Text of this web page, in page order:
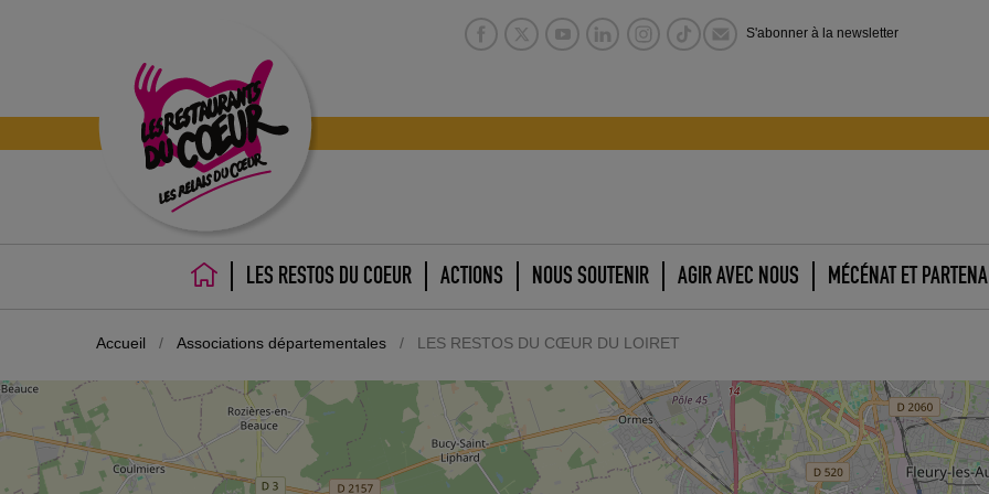
S'abonner à la newsletter
ACCUEILLES RESTOS DU COEUR ACTIONS NOUS SOUTENIR AGIR AVEC NOUS MÉCÉNAT ET
Accueil / Associations départementales / LES RESTOS DU CŒUR DU LOIRET